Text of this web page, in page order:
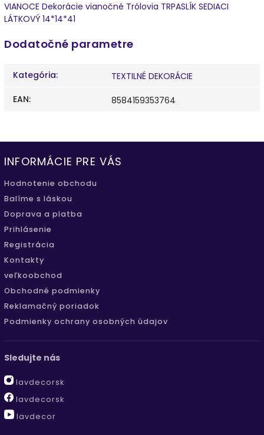
VIANOCE Dekorácie vianočné Trólovia TRPASLÍK SEDIACI
LÁTKOVÝ 14*14*41
Dodatočné parametre
Kategória:
TEXTILNÉ DEKORÁCIE
EAN: 8584159353764
INFORMÁCIE PRE VÁS
Hodnotenie obchodu
Balíme s láskou
Doprava a platba
Prihlásenie
Registrácia
Kontakty
veľkoobchod
Obchodné podmienky
Reklamačný poriadok
Podmienky ochrany osobných údajov
Sledujte nás
lavdecorsk
lavdecorsk
lavdecor